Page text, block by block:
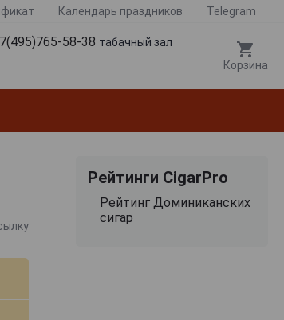
Календарь праздников Telegram
58-38 табачный зал
Корзина
Рейтинги CigarPro
Рейтинг Доминиканских
сигар